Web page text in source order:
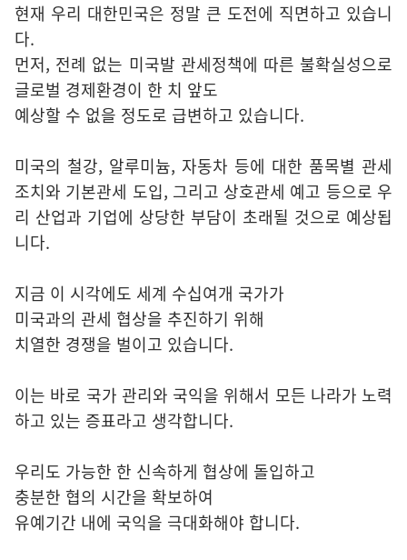
현재 우리 대한민국은 정말 큰 도전에 직면하고 있습니
다.
먼저, 전례 없는 미국발 관세정책에 따른 불확실성으로
글로벌 경제환경이 한 치 앞도
예상할 수 없을 정도로 급변하고 있습니다.
미국의 철강, 알루미늄, 자동차 등에 대한 품목별 관세
조치와 기본관세 도입, 그리고 상호관세 예고 등으로 우
리 산업과 기업에 상당한 부담이 초래될 것으로 예상됩
니다.
지금 이 시각에도 세계 수십여개 국가가
미국과의 관세 협상을 추진하기 위해
치열한 경쟁을 벌이고 있습니다.
이는 바로 국가 관리와 국익을 위해서 모든 나라가 노력
하고 있는 증표라고 생각합니다.
우리도 가능한 한 신속하게 협상에 돌입하고
충분한 협의 시간을 확보하여
유예기간 내에 국익을 극대화해야 합니다.